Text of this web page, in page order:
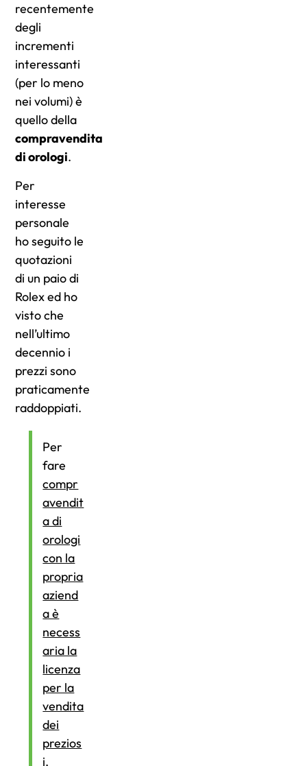
recentemente
degli
incrementi
interessanti
(per lo meno
nei volumi) è
quello della
compravendita
di orologi.
Per
interesse
personale
ho seguito le
quotazioni
di un paio di
Rolex ed ho
visto che
nell’ultimo
decennio i
prezzi sono
praticamente
raddoppiati.
Per
fare
compr
avendit
a di
orologi
con la
propria
aziend
a è
necess
aria la
licenza
per la
vendita
dei
prezios
i,